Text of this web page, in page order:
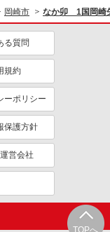
TOPへ
岡崎市 なか卯 1国岡崎
る質問
規約
ーポリシー
保護方針
営会社